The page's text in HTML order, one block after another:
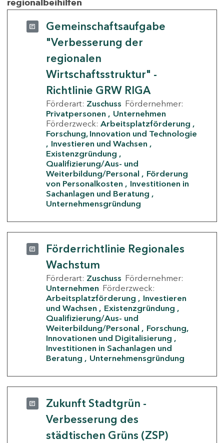
regionalbeihilfen
Gemeinschaftsaufgabe
"Verbesserung der
regionalen
Wirtschaftsstruktur" -
Richtlinie GRW RIGA
Förderart: Zuschuss Fördernehmer:
Privatpersonen
Unternehmen
Förderzweck: Arbeitsplatzförderung
Forschung, Innovation und Technologie
Investieren und Wachsen
Existenzgründung
Qualifizierung/Aus- und
Weiterbildung/Personal
Förderung
von Personalkosten
Investitionen in
Sachanlagen und Beratung
Unternehmensgründung
Förderrichtlinie Regionales
Wachstum
Förderart: Zuschuss Fördernehmer:
Unternehmen Förderzweck:
Arbeitsplatzförderung
Investieren
und Wachsen
Existenzgründung
Qualifizierung/Aus- und
Weiterbildung/Personal
Forschung,
Innovationen und Digitalisierung
Investitionen in Sachanlagen und
Beratung
Unternehmensgründung
Zukunft Stadtgrün -
Verbesserung des
städtischen Grüns (ZSP)